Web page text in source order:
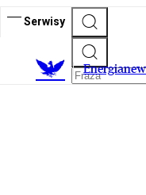
Serwisy
E